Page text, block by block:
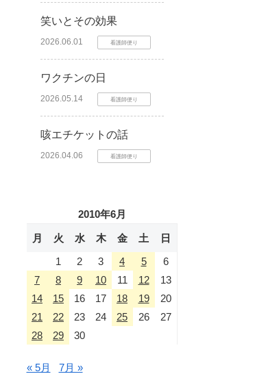
笑いとその効果
2026.06.01 看護師便り
ワクチンの日
2026.05.14 看護師便り
咳エチケットの話
2026.04.06 看護師便り
2010年6月
月 火 水 木 金 土
日
1
2 3 4 5
6
7
8 9 10 11 12
13
14
15 16 17 18 19
20
21
22 23 24 25 26
27
28
29 30
« 5月 7月 »